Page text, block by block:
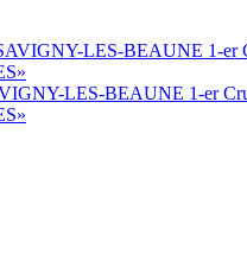
LES-BEAUNE 1-er